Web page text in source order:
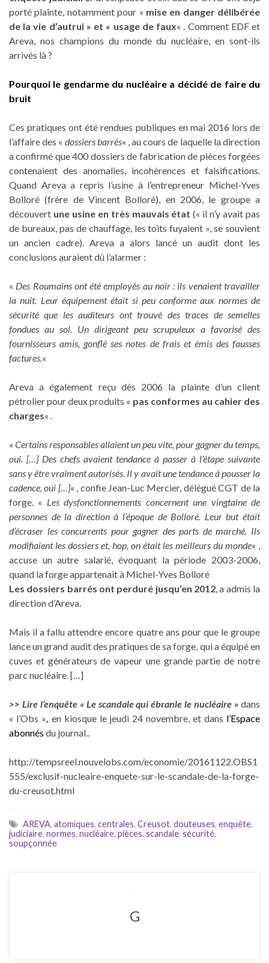
porté plainte, notamment pour « mise en danger délibérée
de la vie d’autrui » et « usage de faux« . Comment EDF et
Areva, nos champions du monde du nucléaire, en sont-ils
arrivés là ?
Pourquoi le gendarme du nucléaire a décidé de faire du
bruit
Ces pratiques ont été rendues publiques en mai 2016 lors de
l’affaire des « dossiers barrés« , au cours de laquelle la direction
a confirmé que 400 dossiers de fabrication de pièces forgées
contenaient des anomalies, incohérences et falsifications.
Quand Areva a repris l’usine à l’entrepreneur Michel-Yves
Bolloré (frère de Vincent Bolloré), en 2006, le groupe a
découvert une usine en très mauvais état (« il n’y avait pas
de bureaux, pas de chauffage, les toits fuyaient », se souvient
un ancien cadre). Areva a alors lancé un audit dont les
conclusions auraient dû l’alarmer :
« Des Roumains ont été employés au noir : ils venaient travailler
la nuit. Leur équipement était si peu conforme aux normes de
sécurité que les auditeurs ont trouvé des traces de semelles
fondues au sol. Un dirigeant peu scrupuleux a favorisé des
fournisseurs amis, gonflé ses notes de frais et émis des fausses
factures.«
Areva a également reçu dès 2006 la plainte d’un client
pétrolier pour deux produits « pas conformes au cahier des
charges« .
« Certains responsables allaient un peu vite, pour gagner du temps,
oui. […] Des chefs avaient tendance à passer à l’étape suivante
sans y être vraiment autorisés. Il y avait une tendance à pousser la
cadence, oui […]« , confie Jean-Luc Mercier, délégué CGT de la
forge. « Les dysfonctionnements concernent une vingtaine de
personnes de la direction à l’époque de Bolloré. Leur but était
d’écraser les concurrents pour gagner des parts de marché. Ils
modifiaient les dossiers et, hop, on était les meilleurs du monde« ,
accuse un autre salarié, évoquant la période 2003-2006,
quand la forge appartenait à Michel-Yves Bolloré
Les dossiers barrés ont perduré jusqu’en 2012, a admis la
direction d’Areva.
Mais il a fallu attendre encore quatre ans pour que le groupe
lance un grand audit des pratiques de sa forge, qui a équipé en
cuves et générateurs de vapeur une grande partie de notre
parc nucléaire. […]
>> Lire l’enquête « Le scandale qui ébranle le nucléaire » dans
« l’Obs », en kiosque le jeudi 24 novembre, et dans l’Espace
abonnés du journal..
http://tempsreel.nouvelobs.com/economie/20161122.OBS1
555/exclusif-nucleaire-enquete-sur-le-scandale-de-la-forge-
du-creusot.html
AREVA, atomiques, centrales, Creusot, douteuses, enquête,
judiciaire, normes, nucléaire, pièces, scandale, sécurité,
soupçonnée
G